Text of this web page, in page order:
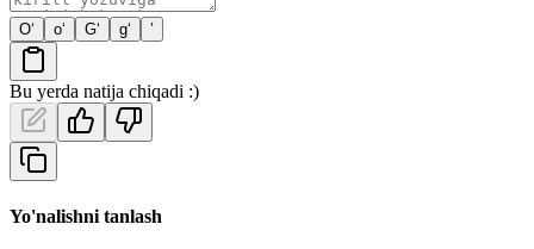
O‘ o‘ G‘ g‘ ’
Bu yerda natija chiqadi :)
Yo'nalishni tanlash